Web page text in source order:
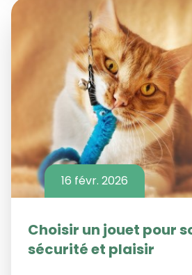
16 févr. 2026
Choisir un jouet pour
sécurité et plaisir